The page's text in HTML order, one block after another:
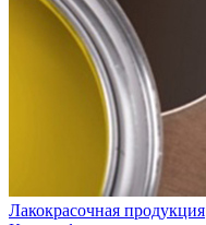
Лакокрасочная продукция